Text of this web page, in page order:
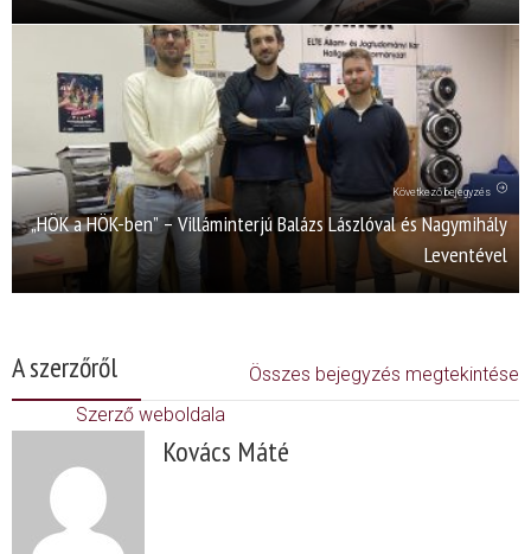
Következő bejegyzés
„HÖK a HÖK-ben” – Villáminterjú Balázs Lászlóval és Nagymihály
Leventével
A szerzőről
Összes bejegyzés megtekintése
Szerző weboldala
Kovács Máté